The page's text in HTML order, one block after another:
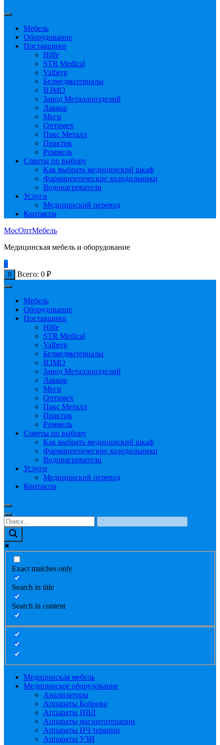
Мебель
Оборудование
Поставщики
Hilfe
STR Medical
Valberg
Белмедматериалы
ВЗМО
Завод Металлоизделий
Лавкор
Меги
Оптимех
Пакс Металл
Практик
Роммель
Советы по выбору
Как выбрать медицинский шкаф
Фармацевтические холодильники
Водонагреватели
Услуги
Медицинский перевод
Контакты
МосОптМебель
Медицинская мебель и оборудование
0
0 Всего: 0 ₽
Мебель
Оборудование
Поставщики
Hilfe
STR Medical
Valberg
Белмедматериалы
ВЗМО
Завод Металлоизделий
Лавкор
Меги
Оптимех
Пакс Металл
Практик
Роммель
Советы по выбору
Как выбрать медицинский шкаф
Фармацевтические холодильники
Водонагреватели
Услуги
Медицинский перевод
Контакты
Exact matches only
Search in title
Search in content
Медицинская мебель
Медицинское оборудование
Анализаторы
Аппараты Боброва
Аппараты ИВЛ
Аппараты магнитотерапии
Аппараты НЧ терапии
Аппараты УЗИ